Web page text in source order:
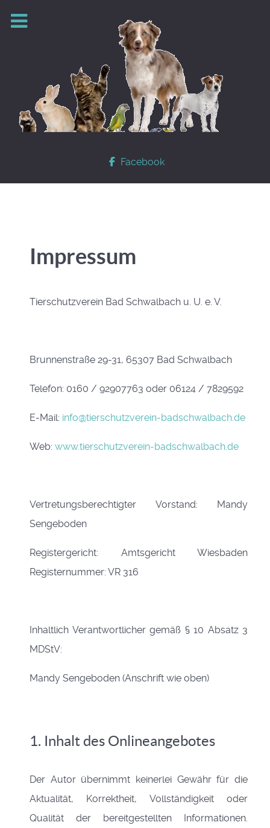
Facebook
Impressum
Tierschutzverein Bad Schwalbach u. U. e. V.
Brunnenstraße 29-31, 65307 Bad Schwalbach
Telefon: 0160 / 92907763 oder 06124 / 7829592
E-Mail: info@tierschutzverein-badschwalbach.de
Web: www.tierschutzverein-badschwalbach.de
Vertretungsberechtigter Vorstand: Mandy
Sengeboden
Registergericht: Amtsgericht Wiesbaden
Registernummer: VR 316
Inhaltlich Verantwortlicher gemäß § 10 Absatz 3
MDStV:
Mandy Sengeboden (Anschrift wie oben)
1. Inhalt des Onlineangebotes
Der Autor übernimmt keinerlei Gewähr für die
Aktualität, Korrektheit, Vollständigkeit oder
Qualität der bereitgestellten Informationen.